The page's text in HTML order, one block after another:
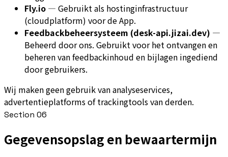
Fly.io — Gebruikt als hostinginfrastructuur
(cloudplatform) voor de App.
Feedbackbeheersysteem (desk-api.jizai.dev) —
Beheerd door ons. Gebruikt voor het ontvangen en
beheren van feedbackinhoud en bijlagen ingediend
door gebruikers.
Wij maken geen gebruik van analyseservices,
advertentieplatforms of trackingtools van derden.
Section 06
Gegevensopslag en bewaartermijn